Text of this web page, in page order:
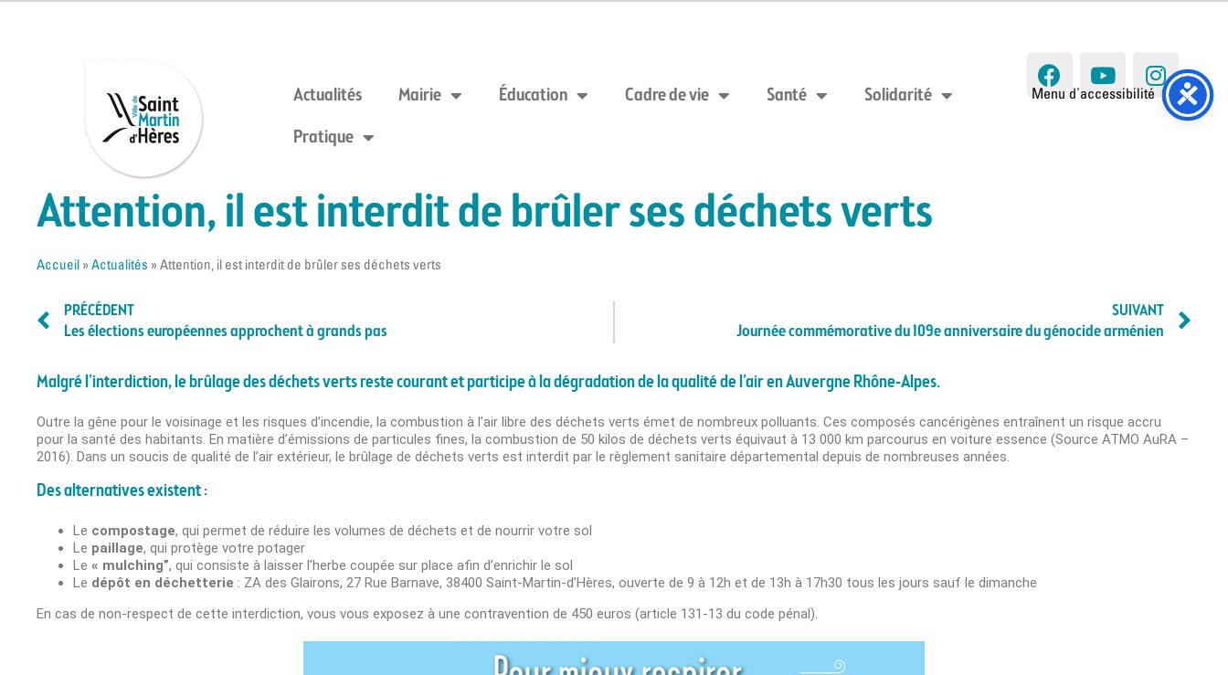
Actualités Mairie Éducation Cadre de vie Santé
Solidarité
Pratique
Attention, il est interdit de brûler ses déchets verts
Accueil » Actualités » Attention, il est interdit de brûler ses déchets verts
PRÉCÉDENT
Les élections européennes approchent à grands pas
SUIVANT
Journée commémorative du 109e anniversaire du génocide arménien
Malgré l’interdiction, le brûlage des déchets verts reste courant et participe à la dégradation de la qualité de l’air en Auvergne Rhône-Alpes.
Outre la gêne pour le voisinage et les risques d’incendie, la combustion à l’air libre des déchets verts émet de nombreux polluants. Ces composés cancérigènes entraînent un risque accru
pour la santé des habitants. En matière d’émissions de particules fines, la combustion de 50 kilos de déchets verts équivaut à 13 000 km parcourus en voiture essence (Source ATMO AuRA –
2016). Dans un soucis de qualité de l’air extérieur, le brûlage de déchets verts est interdit par le règlement sanitaire départemental depuis de nombreuses années.
Des alternatives existent :
Le compostage, qui permet de réduire les volumes de déchets et de nourrir votre sol
Le paillage, qui protège votre potager
Le « mulching”, qui consiste à laisser l’herbe coupée sur place afin d’enrichir le sol
Le dépôt en déchetterie : ZA des Glairons, 27 Rue Barnave, 38400 Saint-Martin-d’Hères, ouverte de 9 à 12h et de 13h à 17h30 tous les jours sauf le dimanche
En cas de non-respect de cette interdiction, vous vous exposez à une contravention de 450 euros (article 131-13 du code pénal).